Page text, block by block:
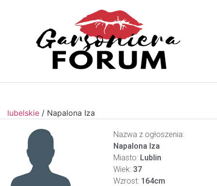
lubelskie / Napalona Iza
Nazwa z ogłoszenia:
Napalona Iza
Miasto: Lublin
Wiek: 37
Wzrost: 164cm